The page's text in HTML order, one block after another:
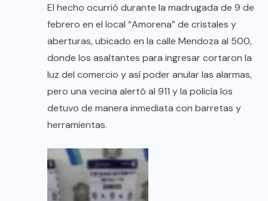
El hecho ocurrió durante la madrugada de 9 de
febrero en el local “Amorena” de cristales y
aberturas, ubicado en la calle Mendoza al 500,
donde los asaltantes para ingresar cortaron la
luz del comercio y así poder anular las alarmas,
pero una vecina alertó al 911 y la policía los
detuvo de manera inmediata con barretas y
herramientas.